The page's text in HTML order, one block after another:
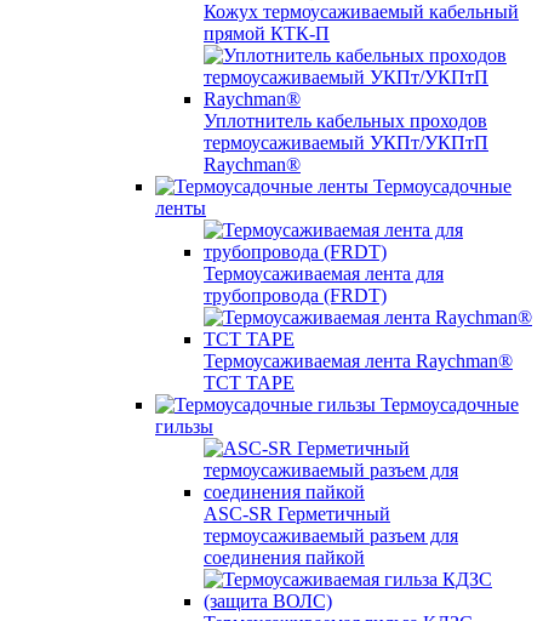
Кожух термоусаживаемый кабельный
прямой КТК-П
Уплотнитель кабельных проходов
термоусаживаемый УКПт/УКПтП
Raychman®
Термоусадочные
ленты
Термоусаживаемая лента для
трубопровода (FRDT)
Термоусаживаемая лента Raychman®
TCT TAPE
Термоусадочные
гильзы
ASC‐SR Герметичный
термоусаживаемый разъем для
соединения пайкой